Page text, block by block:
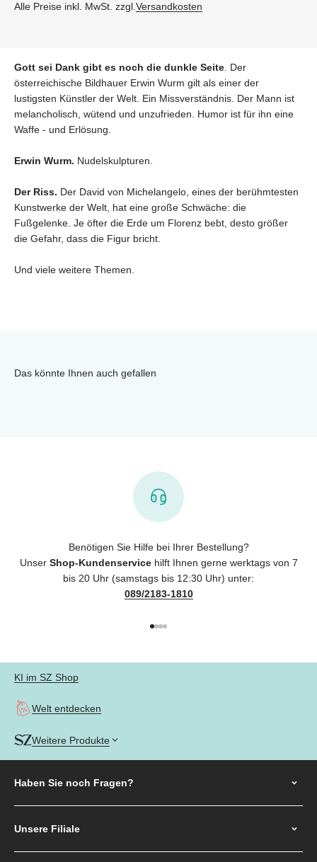
Alle Preise inkl. MwSt. zzgl.Versandkosten
Gott sei Dank gibt es noch die dunkle Seite. Der
österreichische Bildhauer Erwin Wurm gilt als einer der
lustigsten Künstler der Welt. Ein Missverständnis. Der Mann ist
melancholisch, wütend und unzufrieden. Humor ist für ihn eine
Waffe - und Erlösung.
Erwin Wurm. Nudelskulpturen.
Der Riss. Der David von Michelangelo, eines der berühmtesten
Kunstwerke der Welt, hat eine große Schwäche: die
Fußgelenke. Je öfter die Erde um Florenz bebt, desto größer
die Gefahr, dass die Figur bricht.
Und viele weitere Themen.
Das könnte Ihnen auch gefallen
Benötigen Sie Hilfe bei Ihrer Bestellung?
Unser Shop-Kundenservicehilft Ihnen gerne werktags von 7
bis 20 Uhr (samstags bis 12:30 Uhr) unter:
089/2183-1810
KI im SZ Shop
Welt entdecken
Weitere Produkte
Haben Sie noch Fragen?
Unsere Filiale